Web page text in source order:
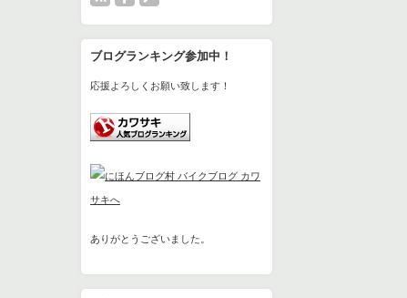
ブログランキング参加中！
応援よろしくお願い致します！
ありがとうございました。